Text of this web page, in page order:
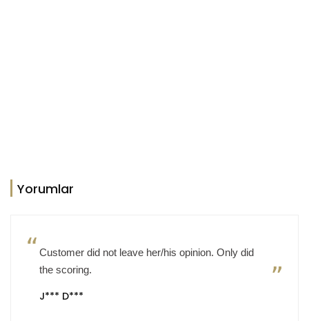
Yorumlar
Customer did not leave her/his opinion. Only did
the scoring.
J*** D***